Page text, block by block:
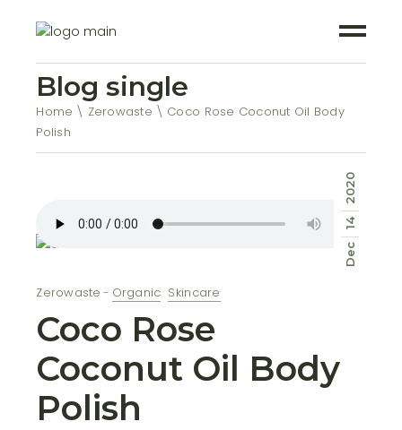
Blog single
Home Zerowaste
Coco Rose Coconut Oil Body
Polish
Dec
14
2020
Zerowaste Organic Skincare
Coco Rose
Coconut Oil Body
Polish